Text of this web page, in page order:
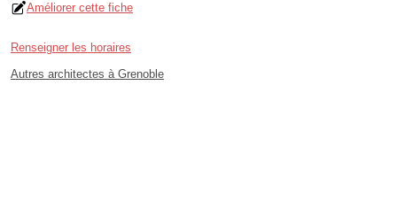
Améliorer cette fiche
Renseigner les horaires
Autres architectes à Grenoble